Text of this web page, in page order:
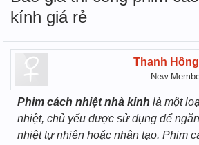
kính giá rẻ
Thanh
New
Phim cách nhiệt nhà kính là một
nhiệt, chủ yếu được sử dụng để
nhiệt tự nhiên hoặc nhân tạo. Phim